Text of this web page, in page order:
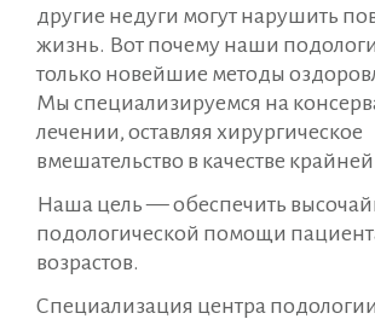
другие недуги могут нарушить
жизнь. Вот почему наши
только новейшие методы
Мы специализируемся на
лечении, оставляя хирургическое
вмешательство в качестве
Наша цель — обеспечить
подологической помощи
возрастов.
Специализация центра